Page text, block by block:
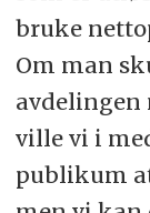
bruke
Om man
avdelingen
ville vi i
publikum